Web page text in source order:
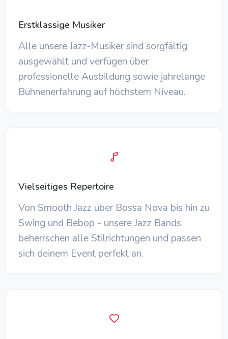
Erstklassige Musiker
Alle unsere Jazz-Musiker sind sorgfältig
ausgewählt und verfügen über
professionelle Ausbildung sowie jahrelange
Bühnenerfahrung auf höchstem Niveau.
Vielseitiges Repertoire
Von Smooth Jazz über Bossa Nova bis hin zu
Swing und Bebop - unsere Jazz Bands
beherrschen alle Stilrichtungen und passen
sich deinem Event perfekt an.